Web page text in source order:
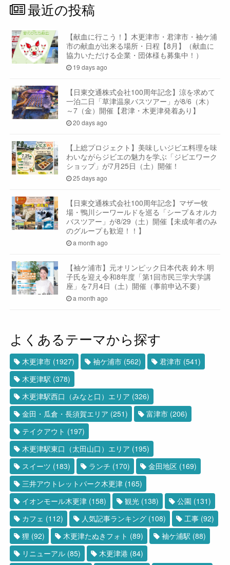
最近の投稿
【献血に行こう！】木更津市・君津市・袖ケ浦
市の献血が出来る場所・日程【8月】（献血に
協力いただける企業・団体様も募集中！）
19 days ago
【日東交通株式会社100周年記念】涼を求めて
一泊二日「草津温泉バスツアー」が8/6（木）
～7（金）開催【君津・木更津発着あり】
20 days ago
【上総プロジェクト】美味しいジビエ料理を味
わいながらジビエの魅力を学ぶ「ジビエワーク
ショップ」が7月25日（土）開催！
25 days ago
【日東交通株式会社100周年記念】マザー牧
場・鴨川シーワールドを巡る「シープ＆オルカ
バスツアー」が8/29（土）開催【未成年者のみ
のグループも歓迎！！】
a month ago
【袖ケ浦市】元オリンピック日本代表 鈴木 明
子氏を迎え令和8年度「第1回市民三学大学講
座」を7月4日（土）開催（事前申込不要）
a month ago
よくあるテーマから探す
木更津市 (1927) 袖ケ浦市 (562) 君津市 (541)
木更津駅 (378)
木更津駅西口（みなと口）エリア (326)
金田・瓜倉・長須賀エリア (251) 富津市 (206)
テイクアウト (197)
木更津駅東口（太田山口）エリア (195)
スイーツ (183) ランチ (170) 金田地区 (169)
三井アウトレットパーク木更津 (165)
イオンモール木更津 (158) 観光 (138) 公園 (131)
カフェ (112) 人気記事ランキング (108) 工事 (92)
狸 (92) 木更津たぬきフォト (89) 袖ケ浦駅 (88)
リニューアル (85) 木更津港 (84)